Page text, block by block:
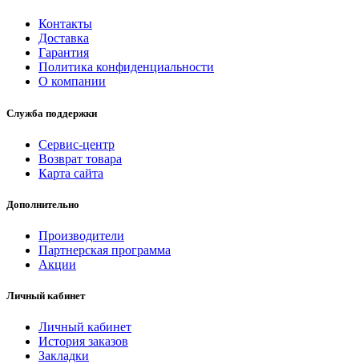
Контакты
Доставка
Гарантия
Политика конфиденциальности
О компании
Служба поддержки
Сервис-центр
Возврат товара
Карта сайта
Дополнительно
Производители
Партнерская программа
Акции
Личный кабинет
Личный кабинет
История заказов
Закладки